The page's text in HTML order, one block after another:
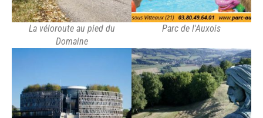
La véloroute au pied du
Domaine
Parc de l'Auxois